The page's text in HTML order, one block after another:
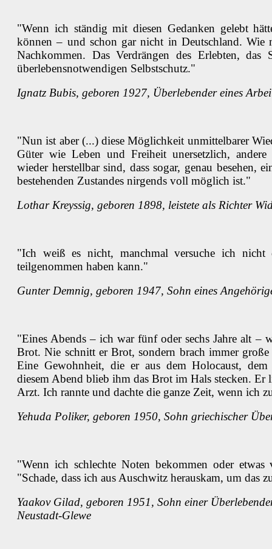
"Wenn ich ständig mit diesen Gedanken gelebt
können – und schon gar nicht in Deutschland. Wie
Nachkommen. Das Verdrängen des Erlebten,
überlebensnotwendigen Selbstschutz."
Ignatz Bubis, geboren 1927, Überlebender eines
"Nun ist aber (...) diese Möglichkeit unmittelbarer
Güter wie Leben und Freiheit unersetzlich,
wieder herstellbar sind, dass sogar, genau besehen,
bestehenden Zustandes nirgends voll möglich ist."
Lothar Kreyssig, geboren 1898, leistete als Richter
"Ich weiß es nicht, manchmal versuche ich nicht
teilgenommen haben kann."
Gunter Demnig, geboren 1947, Sohn eines
"Eines Abends – ich war fünf oder sechs Jahre alt –
Brot. Nie schnitt er Brot, sondern brach immer
Eine Gewohnheit, die er aus dem Holocaust,
diesem Abend blieb ihm das Brot im Hals stecken.
Arzt. Ich rannte und dachte die ganze Zeit, wenn ich
Yehuda Poliker, geboren 1950, Sohn griechischer
"Wenn ich schlechte Noten bekommen oder etwas
"Schade, dass ich aus Auschwitz herauskam, um das
Yaakov Gilad, geboren 1951, Sohn einer
Neustadt-Glewe